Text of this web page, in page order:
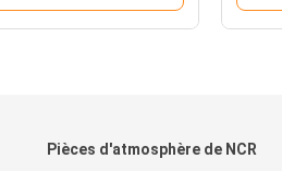
Pièces d'atmosphère de NCR